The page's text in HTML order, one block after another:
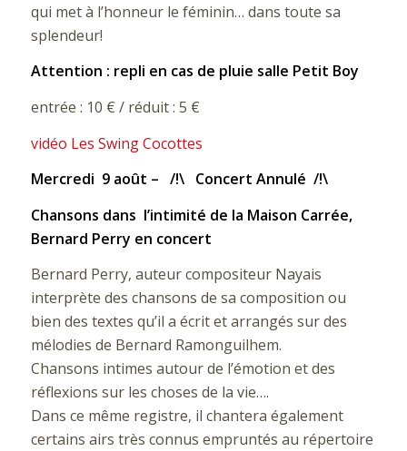
qui met à l’honneur le féminin… dans toute sa
splendeur!
Attention : repli en cas de pluie salle Petit Boy
entrée : 10 € / réduit : 5 €
vidéo Les Swing Cocottes
Mercredi 9 août – /!\ Concert Annulé /!\
Chansons dans l’intimité de la Maison Carrée,
Bernard Perry en concert
Bernard Perry, auteur compositeur Nayais
interprète des chansons de sa composition ou
bien des textes qu’il a écrit et arrangés sur des
mélodies de Bernard Ramonguilhem.
Chansons intimes autour de l’émotion et des
réflexions sur les choses de la vie….
Dans ce même registre, il chantera également
certains airs très connus empruntés au répertoire